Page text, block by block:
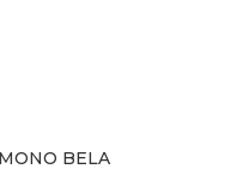
BELA